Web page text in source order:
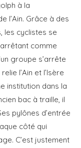
à la
l’Ain. Grâce à des
les cyclistes se
comme
groupe s’arrête
l’Ain et l’Isère
institution dans la
bac à traille, il
pylônes d’entrée
côté qui
C’est justement